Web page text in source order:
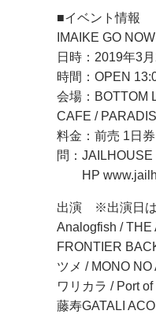
■イベント情報
IMAIKE GO
日時：2019年3
時間：OPEN
会場：BOTTOM
CAFE /
料金：前売 1日
問：JAILHOUSE
HP
出演 ※出演日は
Analogfish / THE
FRONTIER
ツメ / MONO
ワリカラ / Port
藤寿GATALI